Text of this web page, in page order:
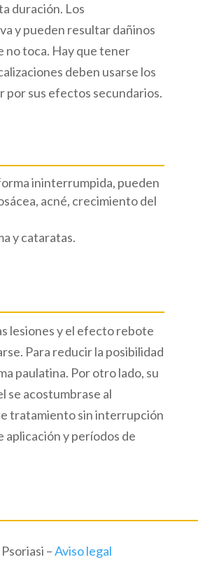
duración. Los
y pueden resultar dañinos
no toca. Hay que tener
deben usarse los
por sus efectos secundarios.
ininterrumpida, pueden
acné, crecimiento del
y cataratas.
lesiones y el efecto rebote
Para reducir la posibilidad
paulatina. Por otro lado, su
se acostumbrase al
tratamiento sin interrupción
y períodos de
–Aviso legal